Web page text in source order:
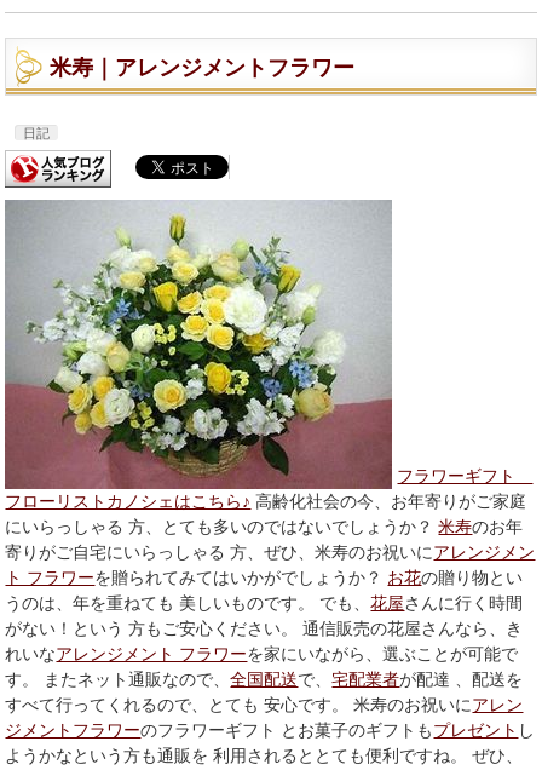
米寿｜アレンジメントフラワー
日記
フラワーギフト
フローリストカノシェはこちら♪ 高齢化社会の今、お年寄りがご家庭
にいらっしゃる 方、とても多いのではないでしょうか？米寿のお年
寄りがご自宅にいらっしゃる 方、ぜひ、米寿のお祝いにアレンジメン
ト フラワーを贈られてみてはいかがでしょうか？ お花の贈り物とい
うのは、年を重ねても 美しいものです。 でも、花屋さんに行く時間
がない！という 方もご安心ください。 通信販売の花屋さんなら、き
れいなアレンジメント フラワーを家にいながら、選ぶことが可能で
す。 またネット通販なので、全国配送で、宅配業者が配達 、配送を
すべて行ってくれるので、とても 安心です。 米寿のお祝いにアレン
ジメントフラワーのフラワーギフト とお菓子のギフトもプレゼント し
ようかなという方も通販を 利用されるととても便利ですね。 ぜひ、